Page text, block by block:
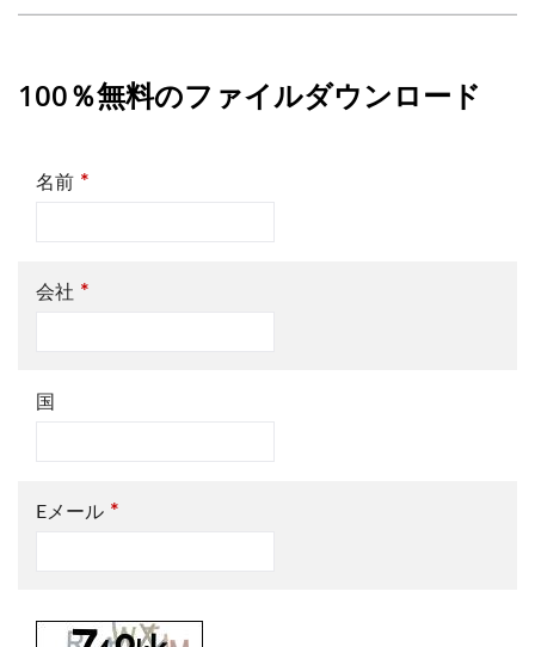
100％無料のファイルダウンロード
名前 *
会社 *
国
Eメール *